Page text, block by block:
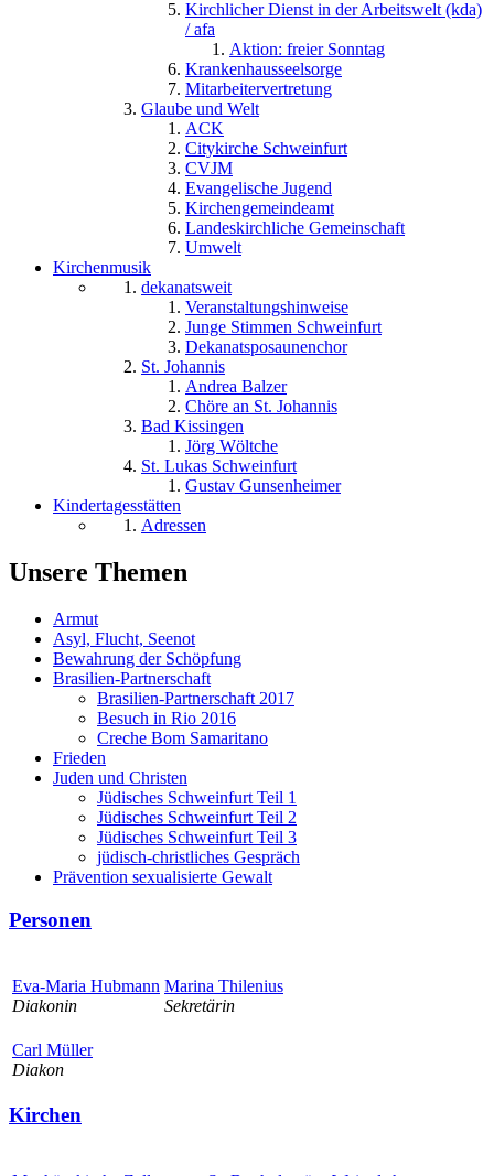
Kirchlicher Dienst in der Arbeitswelt (kda)
/ afa
Aktion: freier Sonntag
Krankenhausseelsorge
Mitarbeitervertretung
Glaube und Welt
ACK
Citykirche Schweinfurt
CVJM
Evangelische Jugend
Kirchengemeindeamt
Landeskirchliche Gemeinschaft
Umwelt
Kirchenmusik
dekanatsweit
Veranstaltungshinweise
Junge Stimmen Schweinfurt
Dekanatsposaunenchor
St. Johannis
Andrea Balzer
Chöre an St. Johannis
Bad Kissingen
Jörg Wöltche
St. Lukas Schweinfurt
Gustav Gunsenheimer
Kindertagesstätten
Adressen
Unsere Themen
Armut
Asyl, Flucht, Seenot
Bewahrung der Schöpfung
Brasilien-Partnerschaft
Brasilien-Partnerschaft 2017
Besuch in Rio 2016
Creche Bom Samaritano
Frieden
Juden und Christen
Jüdisches Schweinfurt Teil 1
Jüdisches Schweinfurt Teil 2
Jüdisches Schweinfurt Teil 3
jüdisch-christliches Gespräch
Prävention sexualisierte Gewalt
Personen
Eva-Maria Hubmann
Diakonin
Marina Thilenius
Sekretärin
Carl Müller
Diakon
Kirchen